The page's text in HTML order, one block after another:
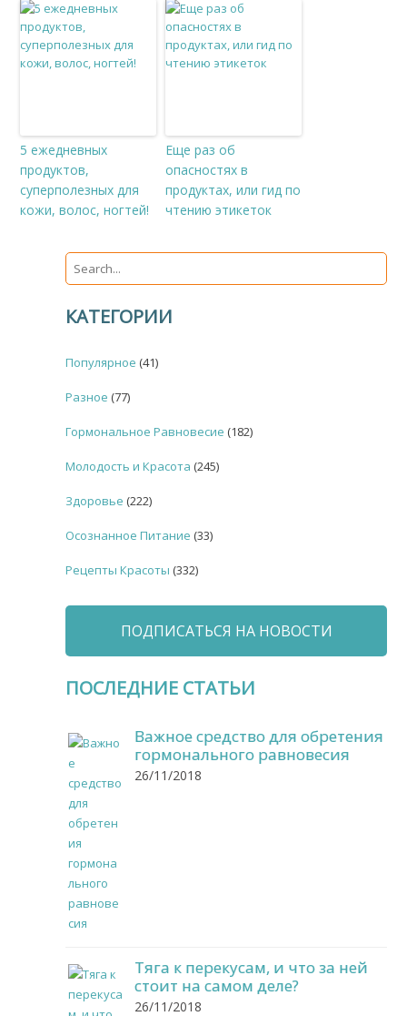
5 ежедневных
продуктов,
суперполезных для
кожи, волос, ногтей!
Еще раз об
опасностях в
продуктах, или гид по
чтению этикеток
КАТЕГОРИИ
Популярное (41)
Разное (77)
Гормональное Равновесие (182)
Молодость и Красота (245)
Здоровье (222)
Осознанное Питание (33)
Рецепты Красоты (332)
ПОДПИСАТЬСЯ НА НОВОСТИ
ПОСЛЕДНИЕ СТАТЬИ
Важное средство для обретения
гормонального равновесия
26/11/2018
Тяга к перекусам, и что за ней
стоит на самом деле?
26/11/2018